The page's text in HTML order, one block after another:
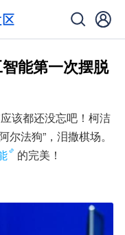
能第一次摆脱
该都还没忘吧！柯洁
法狗”，泪撒棋场。
的完美！